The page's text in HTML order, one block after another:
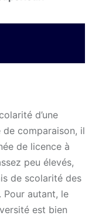
d’une
de comparaison, il
de licence à
peu élevés,
de scolarité des
Pour autant, le
est bien